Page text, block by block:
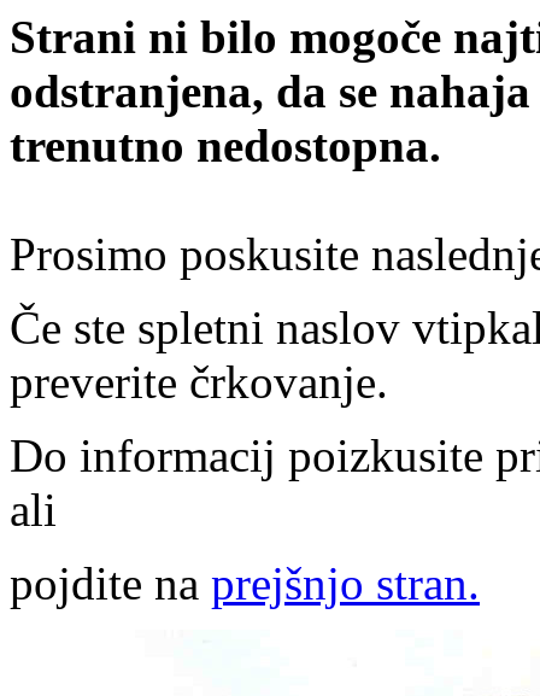
Strani ni bilo mogoče
odstranjena, da se
trenutno nedostopna.
Prosimo poskusite
Če ste spletni naslov
preverite črkovanje.
Do informacij poizkusite
ali
pojdite na prejšnjo stran.